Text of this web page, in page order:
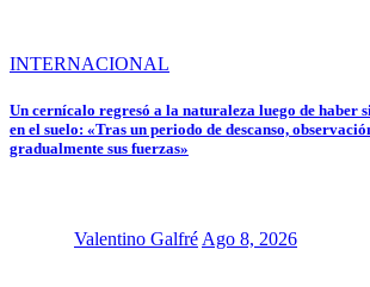
INTERNACIONAL
Un cernícalo regresó a la naturaleza luego de haber
en el suelo: «Tras un periodo de descanso,
gradualmente sus fuerzas»
Valentino Galfré Ago 8, 2026